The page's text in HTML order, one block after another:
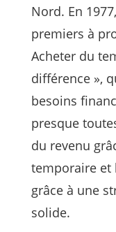
Nord. En
premiers à
Acheter du
différence »,
besoins
presque
du revenu
temporaire et
grâce à une
solide.